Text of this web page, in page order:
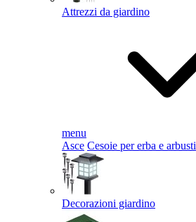
Attrezzi da giardino
menu
Asce Cesoie per erba e arbusti
Decorazioni giardino